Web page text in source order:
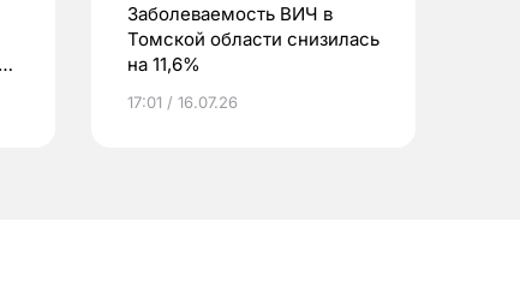
Заболеваемость ВИЧ в
Томской области снизилась
на 11,6%
17:01 / 16.07.26